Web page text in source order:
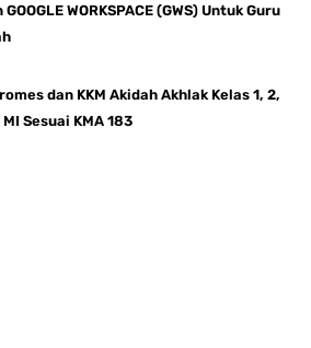
WORKSPACE (GWS) Untuk Guru
dan KKM Akidah Akhlak Kelas 1, 2,
Sesuai KMA 183